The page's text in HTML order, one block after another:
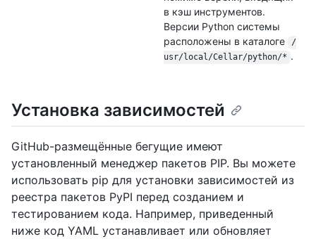
в кэш инструментов.
Версии Python системы
расположены в каталоге
/
usr/local/Cellar/python/* .
Установка зависимостей
GitHub-размещённые бегущие имеют
установленный менеджер пакетов PIP. Вы можете
использовать pip для установки зависимостей из
реестра пакетов PyPI перед созданием и
тестированием кода. Например, приведенный
ниже код YAML устанавливает или обновляет